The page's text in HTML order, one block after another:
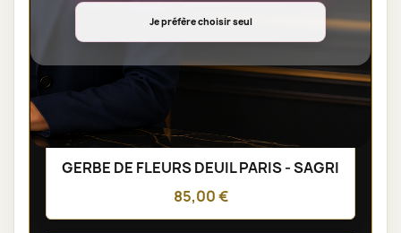
GERBE DE FLEURS DEUIL PARIS - SAGRI
85,00 €
Je préfère choisir seul